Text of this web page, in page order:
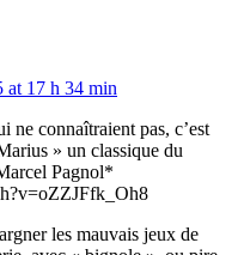
at 17 h 34 min
ne connaîtraient pas, c’est
» un classique du
Pagnol*
les mauvais jeux de